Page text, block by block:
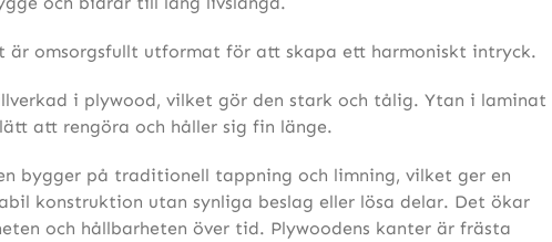
är omsorgsfullt utformat för att skapa ett harmoniskt intryck.
i plywood, vilket gör den stark och tålig. Ytan i laminat
att rengöra och håller sig fin länge.
bygger på traditionell tappning och limning, vilket ger en
konstruktion utan synliga beslag eller lösa delar. Det ökar
och hållbarheten över tid. Plywoodens kanter är frästa